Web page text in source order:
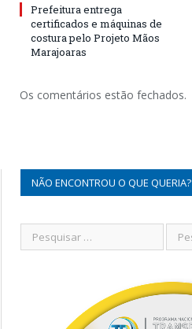
Prefeitura entrega
certificados e máquinas de
costura pelo Projeto Mãos
Marajoaras
Os comentários estão fechados.
NÃO ENCONTROU O QUE QUERIA?